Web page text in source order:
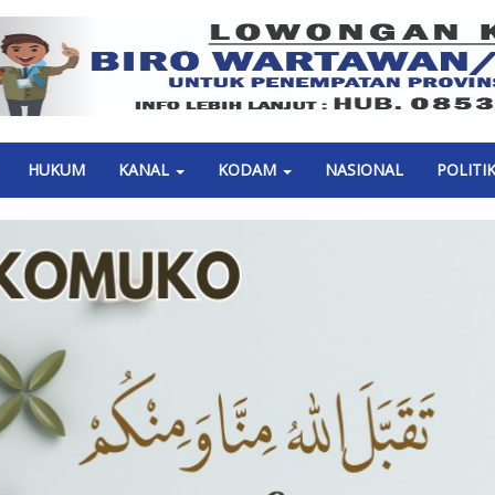
Previous
HUKUM KANAL KODAM NASIONAL POLITIK